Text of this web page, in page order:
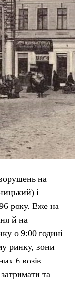
на
і
року. Вже на
й на
о 9:00 годині
ринку, вони
6 возів
та